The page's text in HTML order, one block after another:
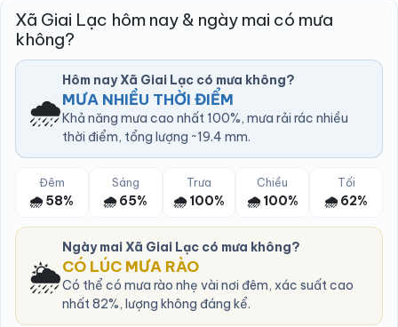
Xã Giai Lạc hôm nay & ngày mai có mưa
không?
🌧️
Hôm nay Xã Giai Lạc có mưa không?
MƯA NHIỀU THỜI ĐIỂM
Khả năng mưa cao nhất 100%, mưa rải rác nhiều
thời điểm, tổng lượng ~19.4 mm.
Đêm
🌧️ 58%
Sáng
🌧️ 65%
Trưa
🌧️ 100%
Chiều
🌧️ 100%
Tối
🌧️ 62%
🌦️
Ngày mai Xã Giai Lạc có mưa không?
CÓ LÚC MƯA RÀO
Có thể có mưa rào nhẹ vài nơi đêm, xác suất cao
nhất 82%, lượng không đáng kể.